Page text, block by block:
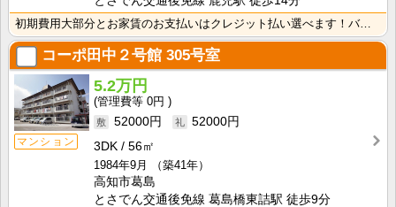
初期費用大部分とお家賃のお支払いはクレジット払い選べます！バス・トイレ別なので、ゆったり湯船に浸かれ･･･
コーポ田中２号館 305号室
マンション
5.2万円
0円
52000円
52000円
3DK
56㎡
1984年9月
（築41年）
高知市葛島
とさでん交通後免線 葛島橋東詰駅 徒歩9分